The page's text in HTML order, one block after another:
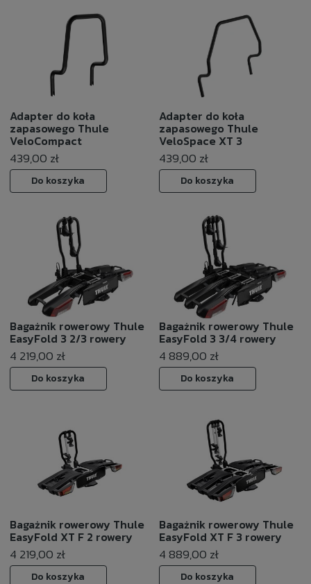
Adapter do koła
zapasowego Thule
VeloCompact
439,00 zł
Do koszyka
Adapter do koła
zapasowego Thule
VeloSpace XT 3
439,00 zł
Do koszyka
Bagażnik rowerowy Thule
EasyFold 3 2/3 rowery
4 219,00 zł
Do koszyka
Bagażnik rowerowy Thule
EasyFold 3 3/4 rowery
4 889,00 zł
Do koszyka
Bagażnik rowerowy Thule
EasyFold XT F 2 rowery
4 219,00 zł
Do koszyka
Bagażnik rowerowy Thule
EasyFold XT F 3 rowery
4 889,00 zł
Do koszyka